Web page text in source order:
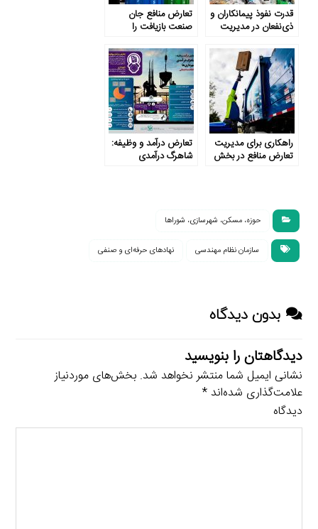
قدرت نفوذ پیمانکاران و
ذی‌نفعان در مدیریت
تعارض منافع جان
صنعت بازیافت را
راهکاری برای مدیریت
تعارض منافع در بخش
تعارض درآمد و وظیفه:
شاهرگ درآمدی
حوزه، مسکن، شهرسازی، شوراها
سازمان نظام مهندسی نهادهای حرفه‌ای و صنفی
بدون دیدگاه
دیدگاهتان را بنویسید
نشانی ایمیل شما منتشر نخواهد شد. بخش‌های موردنیاز
علامت‌گذاری شده‌اند*
دیدگاه